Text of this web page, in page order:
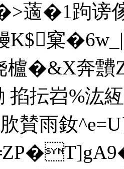
藡�1跔谤
窠
櫨�&X奔
掐抎 岧%
賛雨釹